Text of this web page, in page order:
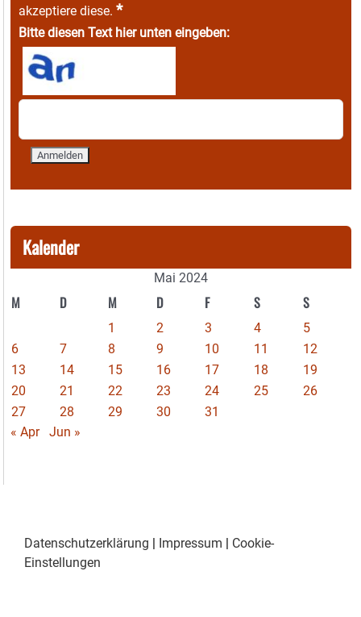
akzeptiere diese. *
Bitte diesen Text hier unten eingeben:
Kalender
Mai 2024
M D M D F S S
1 2 3 4
5
6
7 8 9 10 11
12
13
14 15 16 17 18
19
20
21 22 23 24 25
26
27
28 29 30
31
« Apr
Jun »
Datenschutzerklärung Impressum
Cookie-
Einstellungen